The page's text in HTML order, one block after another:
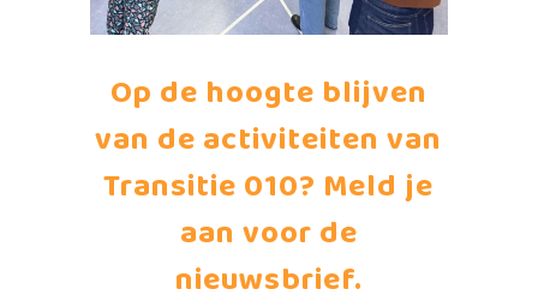
Op de hoogte blijven
van de activiteiten van
Transitie 010? Meld je
aan voor de
nieuwsbrief.